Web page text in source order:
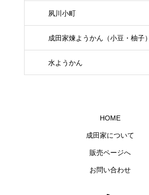
夙川小町
成田家煉ようかん（小豆・柚子）
水ようかん
HOME
成田家について
販売ページへ
お問い合わせ